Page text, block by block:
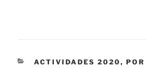
CATEGORÍAS
ACTIVIDADES 2020,